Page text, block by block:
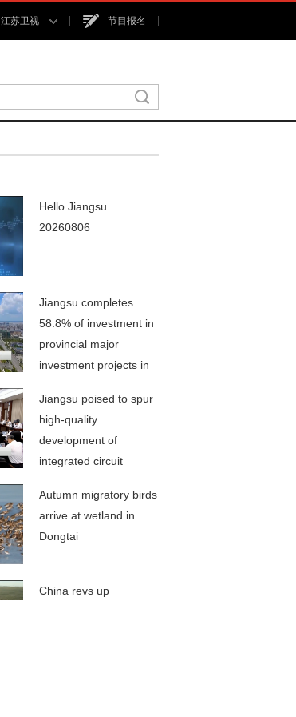
江苏卫视 节目报名
Hello Jiangsu
20260806
Jiangsu completes
58.8% of investment in
provincial major
investment projects in
Jiangsu poised to spur
high-quality
development of
integrated circuit
Autumn migratory birds
arrive at wetland in
Dongtai
China revs up